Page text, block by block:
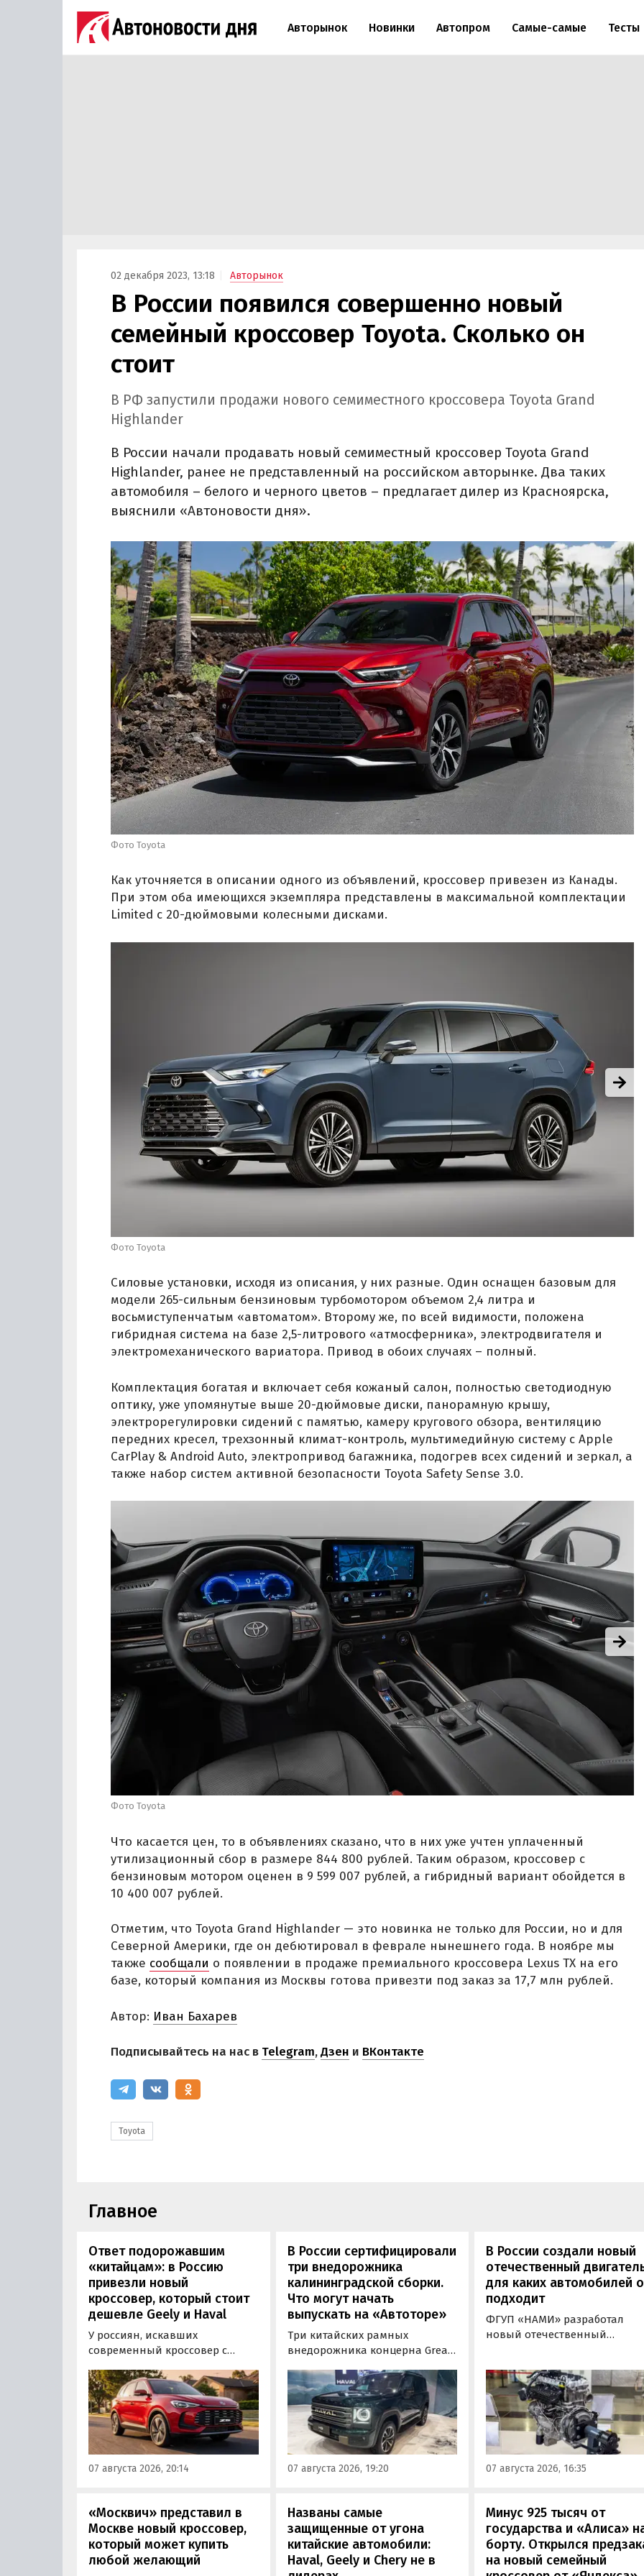
Авторынок Новинки Автопром Самые-самые Тесты
02 декабря 2023, 13:18 Авторынок
В России появился совершенно новый
семейный кроссовер Toyota. Сколько он
стоит
В РФ запустили продажи нового семиместного кроссовера Toyota Grand
Highlander
В России начали продавать новый семиместный кроссовер Toyota Grand
Highlander, ранее не представленный на российском авторынке. Два таких
автомобиля – белого и черного цветов – предлагает дилер из Красноярска,
выяснили «Автоновости дня».
Фото Toyota
Как уточняется в описании одного из объявлений, кроссовер привезен из Канады.
При этом оба имеющихся экземпляра представлены в максимальной комплектации
Limited с 20-дюймовыми колесными дисками.
Фото Toyota
Силовые установки, исходя из описания, у них разные. Один оснащен базовым для
модели 265-сильным бензиновым турбомотором объемом 2,4 литра и
восьмиступенчатым «автоматом». Второму же, по всей видимости, положена
гибридная система на базе 2,5-литрового «атмосферника», электродвигателя и
электромеханического вариатора. Привод в обоих случаях – полный.
Комплектация богатая и включает себя кожаный салон, полностью светодиодную
оптику, уже упомянутые выше 20-дюймовые диски, панорамную крышу,
электрорегулировки сидений с памятью, камеру кругового обзора, вентиляцию
передних кресел, трехзонный климат-контроль, мультимедийную систему с Apple
CarPlay & Android Auto, электропривод багажника, подогрев всех сидений и зеркал, а
также набор систем активной безопасности Toyota Safety Sense 3.0.
Фото Toyota
Что касается цен, то в объявлениях сказано, что в них уже учтен уплаченный
утилизационный сбор в размере 844 800 рублей. Таким образом, кроссовер с
бензиновым мотором оценен в 9 599 007 рублей, а гибридный вариант обойдется в
10 400 007 рублей.
Отметим, что Toyota Grand Highlander — это новинка не только для России, но и для
Северной Америки, где он дебютировал в феврале нынешнего года. В ноябре мы
также сообщали о появлении в продаже премиального кроссовера Lexus TX на его
базе, который компания из Москвы готова привезти под заказ за 17,7 млн рублей.
Автор: Иван Бахарев
Подписывайтесь на нас в Telegram,Дзен и ВКонтакте
Toyota
Главное
Ответ подорожавшим
«китайцам»: в Россию
привезли новый
кроссовер, который стоит
дешевле Geely и Haval
У россиян, искавших
современный кроссовер с
доступной цене, теперь есть
еще один вариант с китайского
рынка — MG ZS. В Китае он
стоит от 900 000 рублей по
текущему курсу, а в РФ с учетом
всех расходов за него нужно
отдать минимум 1 500 000
07 августа 2026, 20:14
В России сертифицировали
три внедорожника
калининградской сборки.
Что могут начать
выпускать на «Автоторе»
Три китайских рамных
внедорожника концерна Great
калининградском заводе
«Автотор». Речь о Haval H9,
Tank 400 и Tank 500, которые
успешно прошли
сертификацию и получили
Одобрения типа
транспортного средства (ОТТС).
07 августа 2026, 19:20
В России создали новый
отечественный
для каких автомобилей
подходит
ФГУП «НАМИ» разработал
новый отечественный
получивший индекс 414320.
Корреспонденту
«Автоновостей дня» удалось
лично ознакомиться с
новинкой на выставке
«Иннопром» в
07 августа 2026, 16:35
«Москвич» представил в
Москве новый кроссовер,
который может купить
любой желающий
Названы самые
защищенные от угона
китайские автомобили:
Haval, Geely и Chery не в
Минус 925 тысяч от
государства и «Алиса»
борту. Открылся
на новый семейный